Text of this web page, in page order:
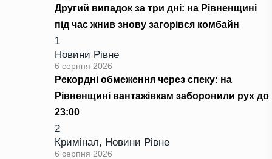
Другий випадок за три дні: на Рівненщині
під час жнив знову загорівся комбайн
1
Новини Рівне
6 серпня 2026
Рекордні обмеження через спеку: на
Рівненщині вантажівкам заборонили рух до
23:00
2
Кримінал, Новини Рівне
6 серпня 2026